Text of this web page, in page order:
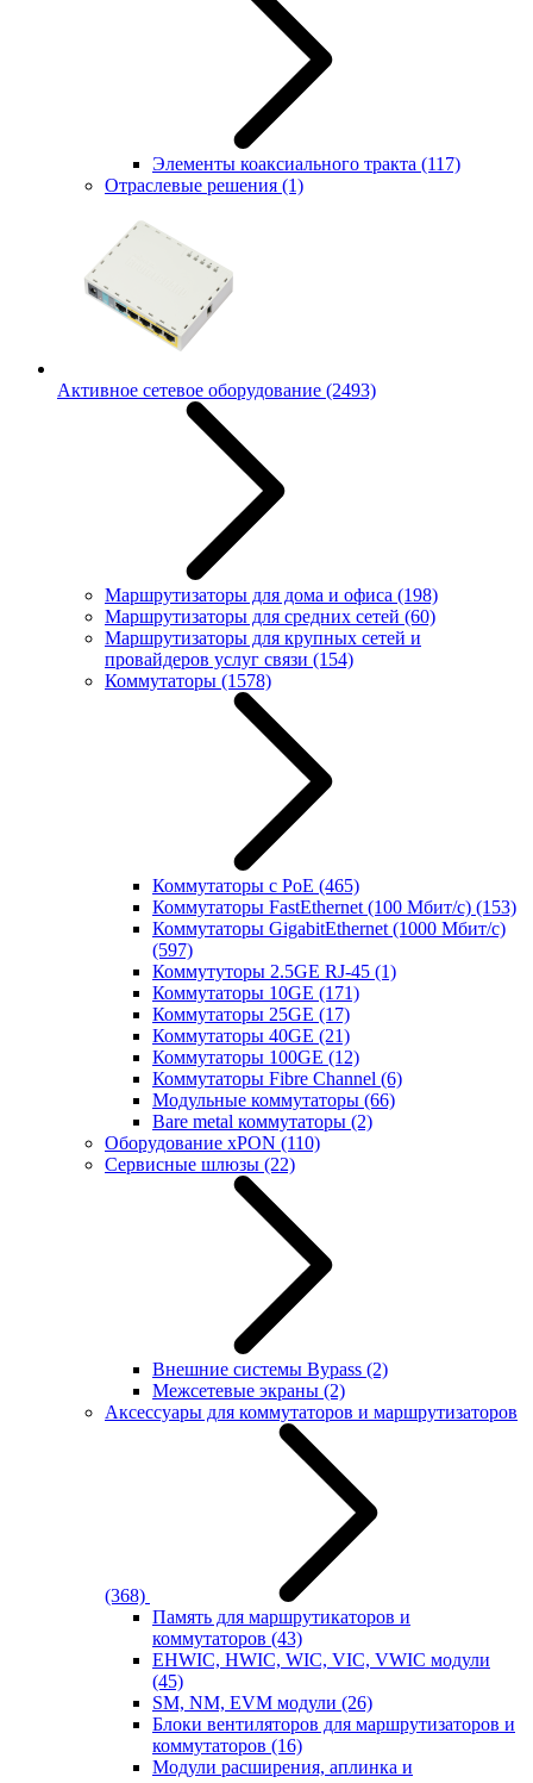
Элементы коаксиального тракта (117)
Отраслевые решения (1)
Активное сетевое оборудование (2493)
Маршрутизаторы для дома и офиса (198)
Маршрутизаторы для средних сетей (60)
Маршрутизаторы для крупных сетей и
провайдеров услуг связи (154)
Коммутаторы (1578)
Коммутаторы с PoE (465)
Коммутаторы FastEthernet (100 Мбит/с) (153)
Коммутаторы GigabitEthernet (1000 Мбит/с)
(597)
Коммутуторы 2.5GE RJ-45 (1)
Коммутаторы 10GE (171)
Коммутаторы 25GE (17)
Коммутаторы 40GE (21)
Коммутаторы 100GE (12)
Коммутаторы Fibre Channel (6)
Модульные коммутаторы (66)
Bare metal коммутаторы (2)
Оборудование xPON (110)
Сервисные шлюзы (22)
Внешние системы Bypass (2)
Межсетевые экраны (2)
Аксессуары для коммутаторов и маршрутизаторов
(368)
Память для маршрутикаторов и
коммутаторов (43)
EHWIC, HWIC, WIC, VIC, VWIC модули
(45)
SM, NM, EVM модули (26)
Блоки вентиляторов для маршрутизаторов и
коммутаторов (16)
Модули расширения, аплинка и